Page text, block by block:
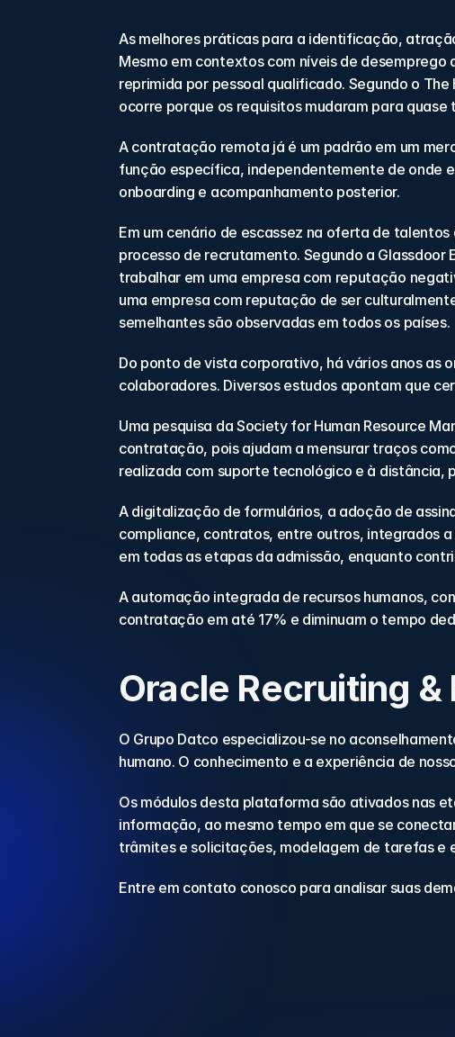
As melhores práticas para a identificação,
Mesmo em contextos com níveis de
reprimida por pessoal qualificado. Segundo o
ocorre porque os requisitos mudaram para
A contratação remota já é um padrão em um
função específica, independentemente de onde
onboarding e acompanhamento posterior.
Em um cenário de escassez na oferta de
processo de recrutamento. Segundo a
trabalhar em uma empresa com reputação
uma empresa com reputação de ser
semelhantes são observadas em todos os países.
Do ponto de vista corporativo, há vários anos as
colaboradores. Diversos estudos apontam que
Uma pesquisa da Society for Human Resource
contratação, pois ajudam a mensurar traços
realizada com suporte tecnológico e à distância,
A digitalização de formulários, a adoção de
compliance, contratos, entre outros, integrados
em todas as etapas da admissão, enquanto
A automação integrada de recursos humanos,
contratação em até 17% e diminuam o tempo
Oracle Recruiting &
O Grupo Datco especializou-se no
humano. O conhecimento e a experiência de
Os módulos desta plataforma são ativados nas
informação, ao mesmo tempo em que se
trâmites e solicitações, modelagem de tarefas e
Entre em contato conosco para analisar suas